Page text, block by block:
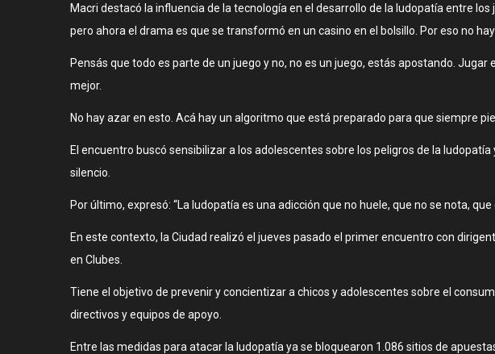
Macri destacó la influencia de la tecnología en el desarrollo de la ludopatía entre
pero ahora el drama es que se transformó en un casino en el bolsillo. Por eso no
Pensás que todo es parte de un juego y no, no es un juego, estás apostando.
mejor.
No hay azar en esto. Acá hay un algoritmo que está preparado para que siempre
El encuentro buscó sensibilizar a los adolescentes sobre los peligros de la
silencio.
Por último, expresó: “La ludopatía es una adicción que no huele, que no se nota,
En este contexto, la Ciudad realizó el jueves pasado el primer encuentro con
en Clubes.
Tiene el objetivo de prevenir y concientizar a chicos y adolescentes sobre el
directivos y equipos de apoyo.
Entre las medidas para atacar la ludopatía ya se bloquearon 1.086 sitios de